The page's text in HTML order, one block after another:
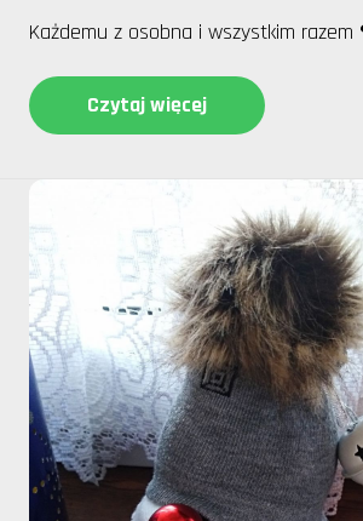
Każdemu z osobna i wszystkim
Czytaj więcej